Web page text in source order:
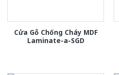
Cửa Gỗ Chống Cháy MDF
Laminate-a-SGD